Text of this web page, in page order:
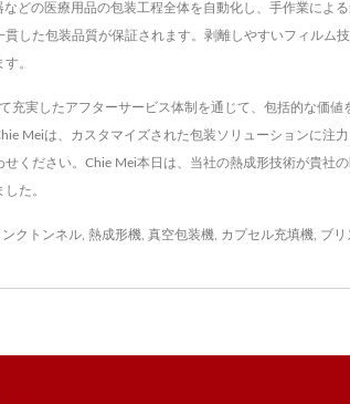
どの医療用品の包装工程全体を自動化し、手作業によ
した包装品質が保証されます。剥離しやすいフィルム
。
充実したアフターサービス体制を通じて、包括的な価
Meiは、カスタマイズされた包装ソリューションに注
ください。Chie Mei本日は、当社の熱成形技術が貴社
た。
ンクトンネル 熱成形機 真空包装機 カプセル充填機 ブリ